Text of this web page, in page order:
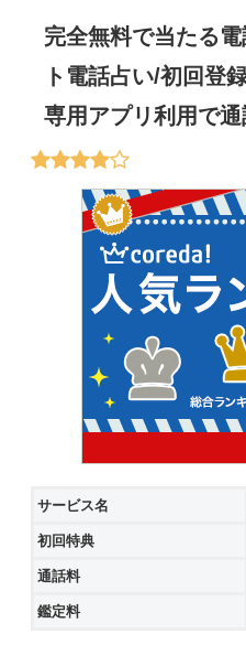
完全無料で当たる
ト電話占い/初回登
専用アプリ利用で
サービス名
初回特典
通話料
鑑定料